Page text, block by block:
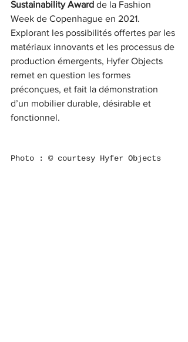
Sustainability Award de la Fashion
Week de Copenhague en 2021.
Explorant les possibilités offertes par les
matériaux innovants et les processus de
production émergents, Hyfer Objects
remet en question les formes
préconçues, et fait la démonstration
d’un mobilier durable, désirable et
fonctionnel.
Photo : © courtesy Hyfer Objects